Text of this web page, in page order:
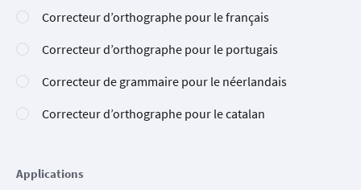
Correcteur d’orthographe pour le français
Correcteur d’orthographe pour le portugais
Correcteur de grammaire pour le néerlandais
Correcteur d’orthographe pour le catalan
Applications